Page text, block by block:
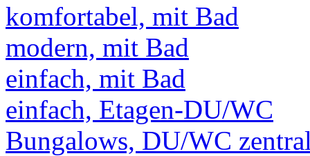
komfortabel, mit Bad
modern, mit Bad
einfach, mit Bad
einfach, Etagen-DU/WC
Bungalows, DU/WC